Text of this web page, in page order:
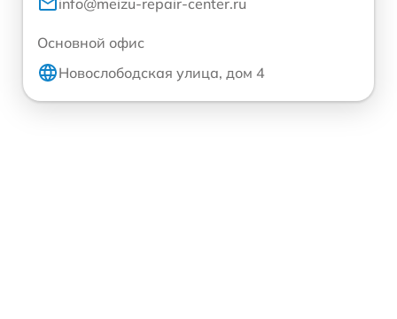
Основной офис
Новослободская улица, дом 4